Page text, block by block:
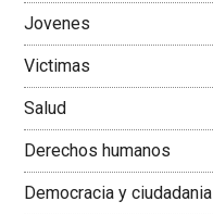
Jovenes
Victimas
Salud
Derechos humanos
Democracia y ciudadania